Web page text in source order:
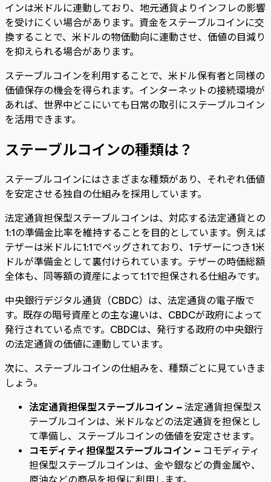
インは米ドルに連動しており、地元通貨よりインフレの影響
を受けにくい場合があります。資金をステーブルコインに交
換することで、米ドルの物価動向に連動させ、価値の目減り
を抑えられる場合があります。
ステーブルコインを利用することで、米ドル保有者と同様の
価値保存の機会を得られます。インターネットの接続環境が
あれば、世界中どこにいても日常の取引にステーブルコイン
を活用できます。
ステーブルコインの種類は？
ステーブルコインにはさまざまな種類があり、それぞれ価値
を安定させる独自の仕組みを採用しています。
法定通貨担保型ステーブルコインは、対応する法定通貨との
1:1の準備金比率を維持することを目的としています。例えば
テザーは米ドルに1:1でペッグされており、1テザーにつき1米
ドルが準備金として裏付けられています。テザーの時価総額
全体も、同等額の資産によって1:1で担保される仕組みです。
中央銀行デジタル通貨（CBDC）は、法定通貨の電子版で
す。既存の暗号資産との主な違いは、CBDCが政府によって
発行されている点です。CBDCは、発行する政府の中央銀行
の法定通貨の価値に連動しています。
次に、ステーブルコインの仕組みを、種類ごとに見ていきま
しょう。
法定通貨担保型ステーブルコイン – 法定通貨担保型ス
テーブルコインは、米ドルなどの法定通貨を担保とし
て準備し、ステーブルコインの価値を安定させます。
コモディティ担保型ステーブルコイン – コモディティ
担保型ステーブルコインは、金や銀などの貴金属や、
原油などの商品を担保に利用します。